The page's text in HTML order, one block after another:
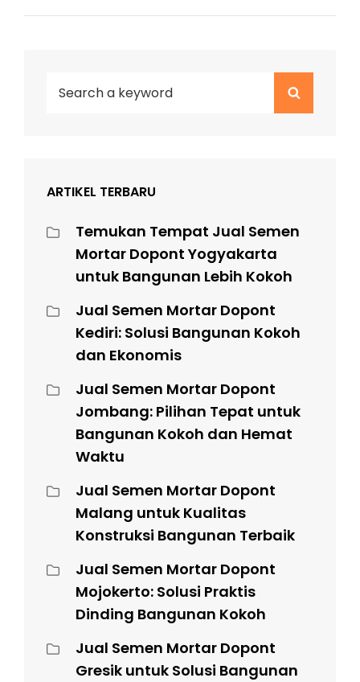
ARTIKEL TERBARU
Temukan Tempat Jual Semen
Mortar Dopont Yogyakarta
untuk Bangunan Lebih Kokoh
Jual Semen Mortar Dopont
Kediri: Solusi Bangunan Kokoh
dan Ekonomis
Jual Semen Mortar Dopont
Jombang: Pilihan Tepat untuk
Bangunan Kokoh dan Hemat
Waktu
Jual Semen Mortar Dopont
Malang untuk Kualitas
Konstruksi Bangunan Terbaik
Jual Semen Mortar Dopont
Mojokerto: Solusi Praktis
Dinding Bangunan Kokoh
Jual Semen Mortar Dopont
Gresik untuk Solusi Bangunan